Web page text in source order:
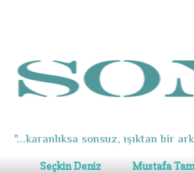
"...karanlıksa sonsuz, ışıktan bir
Seçkin Deniz Mustafa